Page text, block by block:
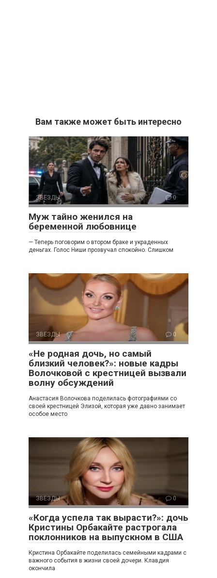
Вам также может быть интересно
ЗВЕЗДЫ 0
Муж тайно женился на
беременной любовнице
— Теперь поговорим о втором браке и украденных
деньгах. Голос Ниши прозвучал спокойно. Слишком
ЗВЕЗДЫ 0
«Не родная дочь, но самый
близкий человек?»: новые кадры
Волочковой с крестницей вызвали
волну обсуждений
Анастасия Волочкова поделилась фотографиями со
своей крестницей Элизой, которая уже давно занимает
особое место
ЗВЕЗДЫ 0
«Когда успела так вырасти?»: дочь
Кристины Орбакайте растрогала
поклонников на выпускном в США
Кристина Орбакайте поделилась семейными кадрами с
важного события в жизни своей дочери. Клавдия
окончила